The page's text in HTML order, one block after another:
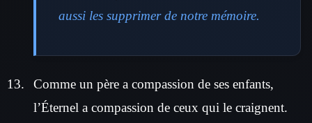
aussi les supprimer de notre mémoire.
Comme un père a compassion de ses enfants,
l’Éternel a compassion de ceux qui le craignent.